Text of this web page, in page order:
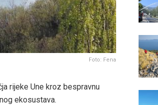
Foto: Fena
rijeke Une kroz bespravnu
ekosustava.